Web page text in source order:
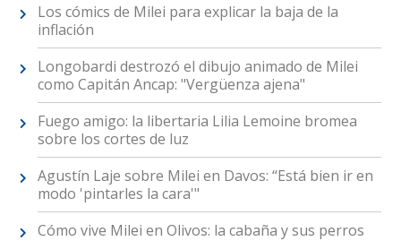
Los cómics de Milei para explicar la baja de la
inflación
Longobardi destrozó el dibujo animado de Milei
como Capitán Ancap: "Vergüenza ajena"
Fuego amigo: la libertaria Lilia Lemoine bromea
sobre los cortes de luz
Agustín Laje sobre Milei en Davos: “Está bien ir en
modo 'pintarles la cara'"
Cómo vive Milei en Olivos: la cabaña y sus perros